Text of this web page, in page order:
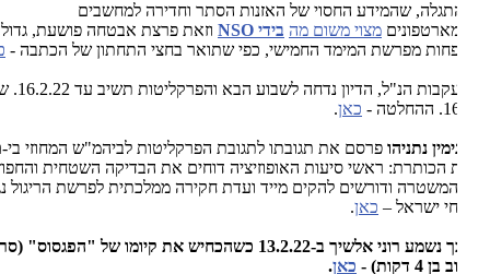
שהמידע החסוי של האזנות הסתר וחדירה למחשבים
מצוי משום מה בידי NSO
וזאת פרצת אבטחה פושעת, גדולה
מפרשת המימד החמישי, כפי שתואר בחצי התחתון של הכתבה -כאן.
. בעקבות הנ"ל, הדיון נדחה לשבוע הבא והפרקליטות תשיב עד 16.2.22. שעה
כאן.
נתניהופרסם את תגובתו לתגובת הפרקליטות לביהמ"ש המחוזי בי-ם,
הכותרת: ראשי סיעות האופוזיציה דוחים את הבדיקה השטחית והחפוזה
ודורשים להקים מייד ועדת חקירה ממלכתית לפרשת הריגול נגד
ישראל –כאן.
כך נשמע רוני אלשיך ב-13.2.22 כשהכחיש את קיומו של "הפגסוס" (סרטון
4 דקות) -
כאן.